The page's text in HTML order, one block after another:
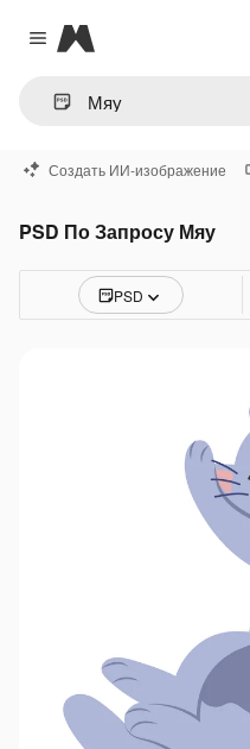
Close menu
Magnific
Создать ИИ-изображение
PSD По Запросу Мяу
PSD